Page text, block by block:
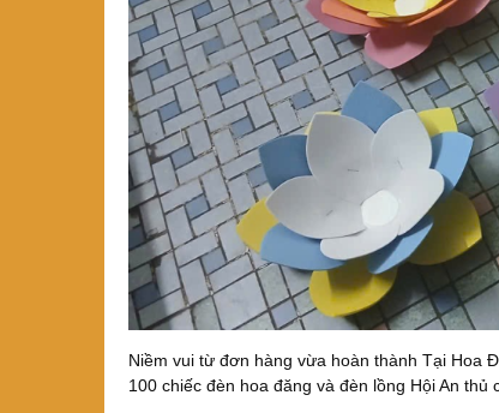
Niềm vui từ đơn hàng vừa hoàn thành Tại Hoa
100 chiếc đèn hoa đăng và đèn lồng Hội An thủ